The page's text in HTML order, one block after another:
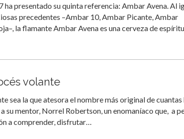
ha presentado su quinta referencia: Ambar Avena. Al
precedentes –Ambar 10, Ambar Picante, Ambar
la flamante Ambar Avena es una cerveza de espíritu
volante
sea la que atesora el nombre más original de cuantas
su mentor, Norrel Robertson, un enomaníaco que, a
a comprender, disfrutar…